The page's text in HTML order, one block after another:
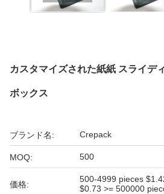
カスタマイズされた紙紙 スライデ
ボックス
ブランド名: Crepack
MOQ: 500
価格:
500-4999 pieces $1.42 5000 - 499999
$0.73 >= 500000